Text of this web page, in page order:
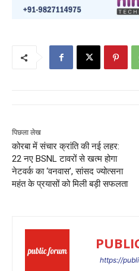
पिछला लेख
कोरबा में संचार क्रांति की नई लहर:
22 नए BSNL टावरों से खत्म होगा
नेटवर्क का ‘वनवास’, सांसद ज्योत्सना
महंत के प्रयासों को मिली बड़ी सफलता
https://